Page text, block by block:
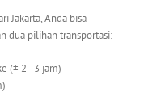
Jakarta, Anda bisa
dua pilihan transportasi:
(± 2–3 jam)